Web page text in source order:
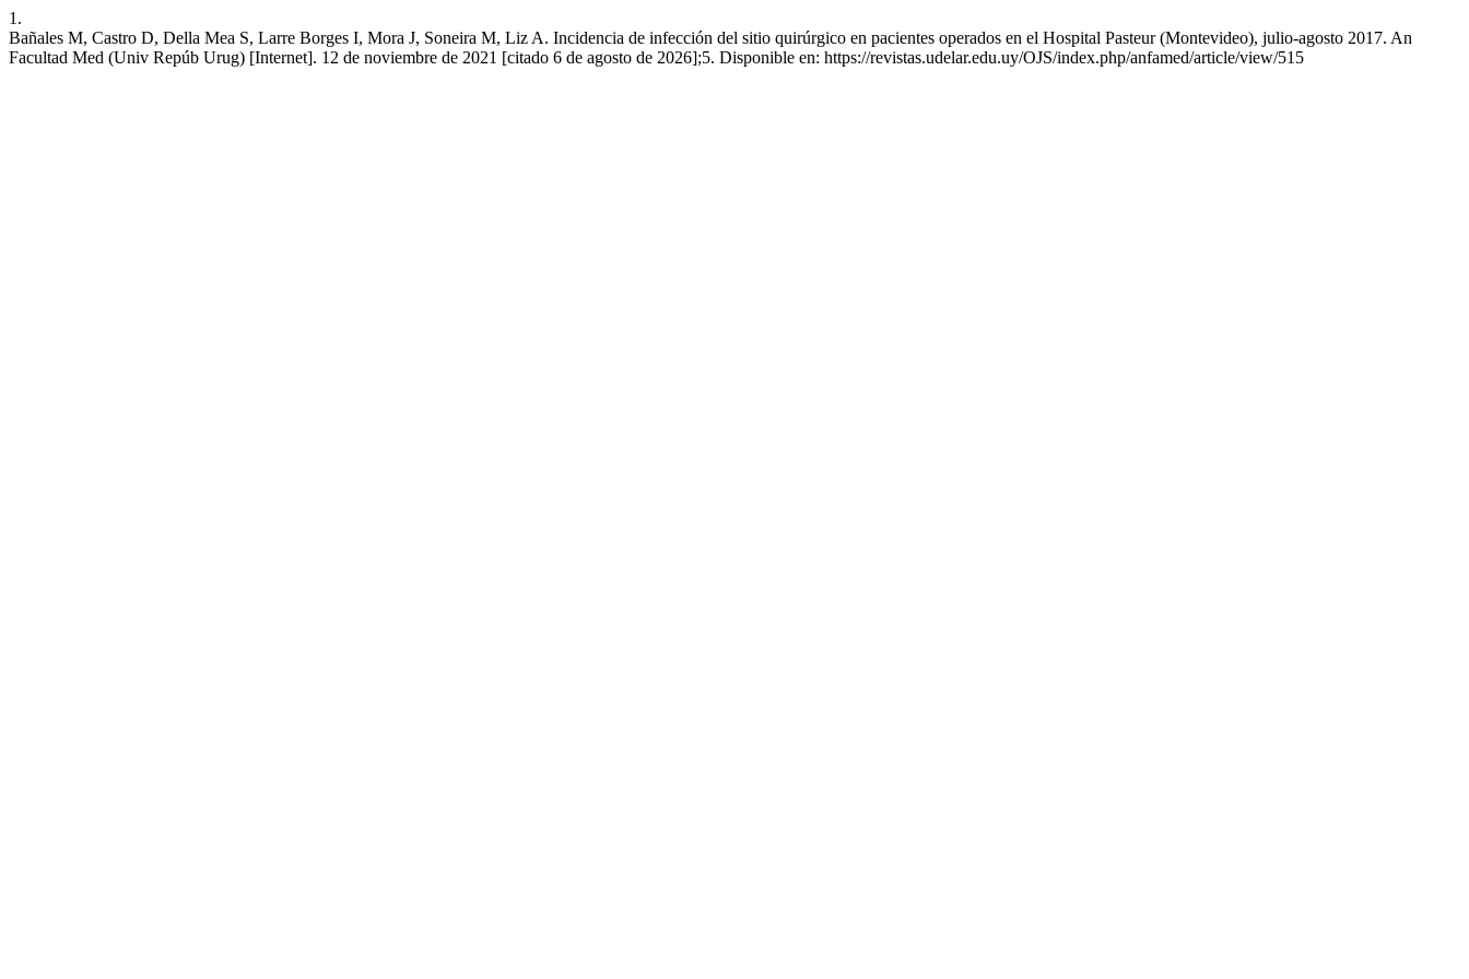
1.
Bañales M, Castro D, Della Mea S, Larre Borges I, Mora J, Soneira M, Liz A. Incidencia de infección del sitio quirúrgico en pacientes operados en el Hospital Pasteur (Montevideo), julio-agosto 2017. An
Facultad Med (Univ Repúb Urug) [Internet]. 12 de noviembre de 2021 [citado 6 de agosto de 2026];5. Disponible en: https://revistas.udelar.edu.uy/OJS/index.php/anfamed/article/view/515